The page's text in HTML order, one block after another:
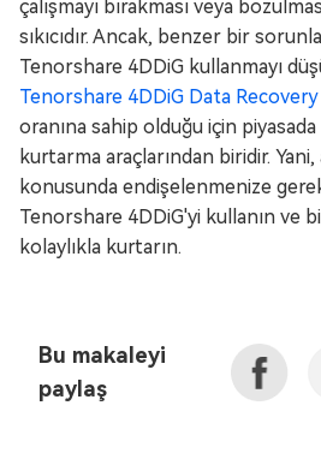
çalışmayı bırakması veya
sıkıcıdır. Ancak, benzer bir
Tenorshare 4DDiG kullanmayı
Tenorshare 4DDiG Data Recovery
oranına sahip olduğu için
kurtarma araçlarından biridir.
konusunda endişelenmenize
Tenorshare 4DDiG'yi kullanın ve
kolaylıkla kurtarın.
Bu makaleyi
paylaş